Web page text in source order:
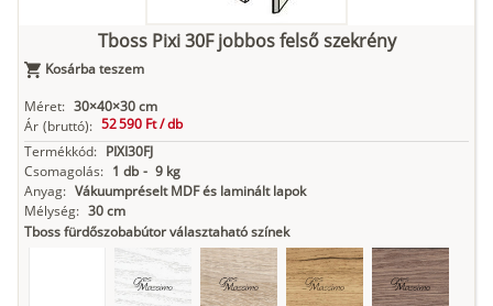
Antracit Matt fekete
Tboss Pixi 30F jobbos felső szekrény
Kosárba teszem
Méret: 30×40×30 cm
Ár (bruttó): 52 590 Ft /db
Termékkód: PIXI30FJ
Csomagolás: 1 db - 9 kg
Anyag: Vákuumpréselt MDF és laminált lapok
Mélység: 30 cm
Tboss fürdőszobabútor választaható színek